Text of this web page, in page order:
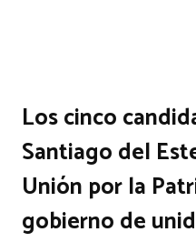
Los cinco
Santiago del
Unión por la
gobierno de